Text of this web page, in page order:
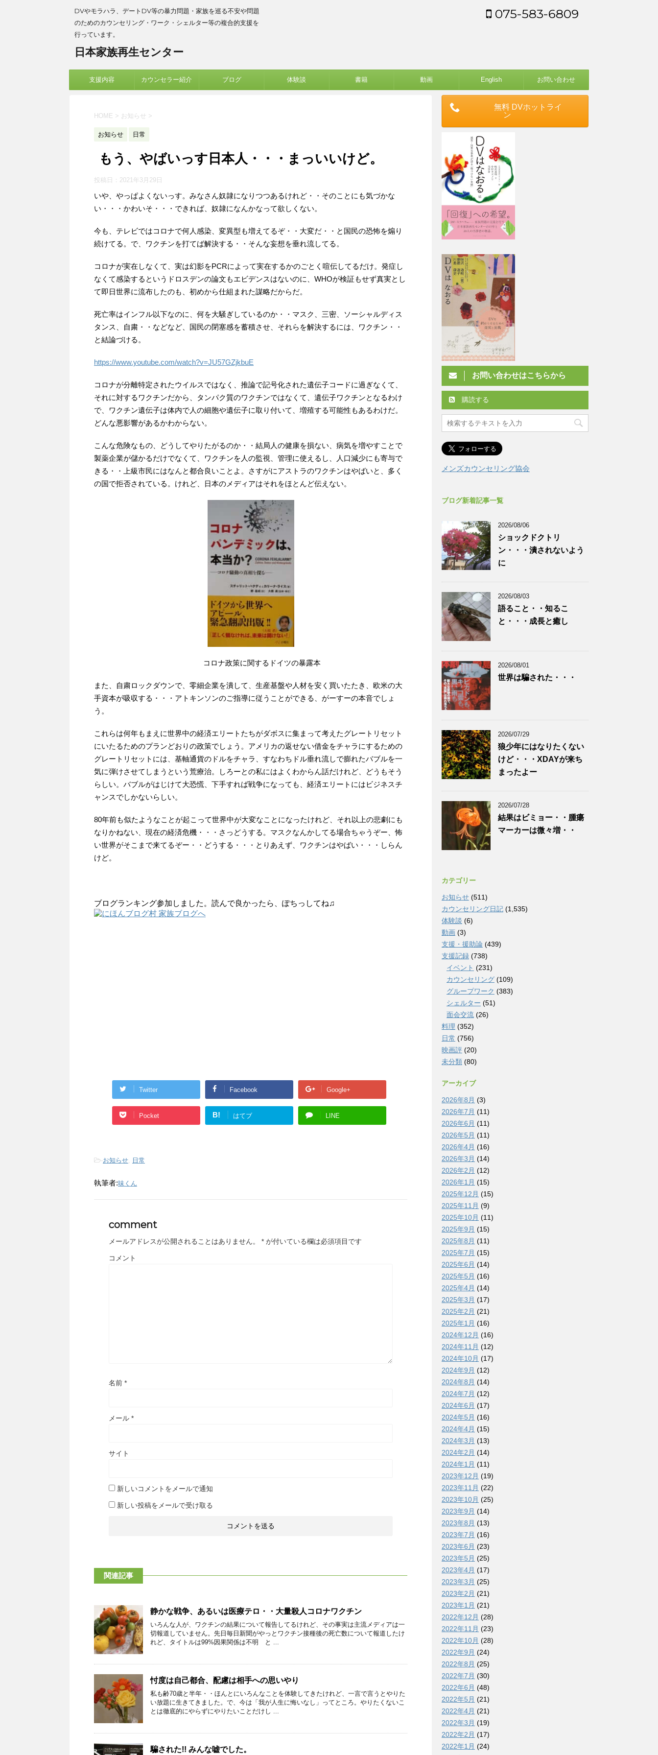
DVやモラハラ、デートDV等の暴力問題・家族を巡る不安や問題
のためのカウンセリング・ワーク・シェルター等の複合的支援を
行っています。
日本家族再生センター
075-583-6809
支援内容 カウンセラー紹介 ブログ 体験談 書籍 動画 English お問い合わせ
HOME > お知らせ >
お知らせ 日常
もう、やばいっす日本人・・・まっいいけど。
投稿日： 2021年3月29日
いや、やっぱよくないっす。みなさん奴隷になりつつあるけれど・・そのことにも気づかな
い・・・かわいそ・・・できれば、奴隷になんかなって欲しくない。
今も、テレビではコロナで何人感染、変異型も増えてるぞ・・大変だ・・と国民の恐怖を煽り
続けてる。で、ワクチンを打てば解決する・・そんな妄想を垂れ流してる。
コロナが実在しなくて、実は幻影をPCRによって実在するかのごとく喧伝してるだけ。発症し
なくて感染するというドロスデンの論文もエビデンスはないのに、WHOが検証もせず真実とし
て即日世界に流布したのも、初めから仕組まれた謀略だからだ。
死亡率はインフル以下なのに、何を大騒ぎしているのか・・マスク、三密、ソーシャルディス
タンス、自粛・・などなど、国民の閉塞感を蓄積させ、それらを解決するには、ワクチン・・
と結論づける。
https://www.youtube.com/watch?v=JU57GZjkbuE
コロナが分離特定されたウイルスではなく、推論で記号化された遺伝子コードに過ぎなくて、
それに対するワクチンだから、タンパク質のワクチンではなくて、遺伝子ワクチンとなるわけ
で、ワクチン遺伝子は体内で人の細胞や遺伝子に取り付いて、増殖する可能性もあるわけだ。
どんな悪影響があるかわからない。
こんな危険なもの、どうしてやりたがるのか・・結局人の健康を損ない、病気を増やすことで
製薬企業が儲かるだけでなくて、ワクチンを人の監視、管理に使えるし、人口減少にも寄与で
きる・・上級市民にはなんと都合良いことよ。さすがにアストラのワクチンはやばいと、多く
の国で拒否されている。けれど、日本のメディアはそれをほとんど伝えない。
コロナ政策に関するドイツの暴露本
また、自粛ロックダウンで、零細企業を潰して、生産基盤や人材を安く買いたたき、欧米の大
手資本が吸収する・・・アトキンソンのご指導に従うことができる、がーすーの本音でしょ
う。
これらは何年もまえに世界中の経済エリートたちがダボスに集まって考えたグレートリセット
にいたるためのプランどおりの政策でしょう。アメリカの返せない借金をチャラにするための
グレートリセットには、基軸通貨のドルをチャラ、すなわちドル垂れ流しで膨れたバブルを一
気に弾けさせてしまうという荒療治。しろーとの私にはよくわからん話だけれど、どうもそう
らしい。バブルがはじけて大恐慌、下手すれば戦争になっても、経済エリートにはビジネスチ
ャンスでしかないらしい。
80年前も似たようなことが起こって世界中が大変なことになったけれど、それ以上の悲劇にも
なりかねない、現在の経済危機・・・さっどうする。マスクなんかしてる場合ちゃうぞー、怖
い世界がそこまで来てるぞー・・どうする・・・とりあえず、ワクチンはやばい・・・しらん
けど。
ブログランキング参加しました。読んで良かったら、ぽちっしてね♫
Twitter Facebook Google+
Pocket B! はてブ LINE
-お知らせ, 日常
執筆者:味くん
comment
メールアドレスが公開されることはありません。 * が付いている欄は必須項目です
コメント
名前 *
メール *
サイト
新しいコメントをメールで通知
新しい投稿をメールで受け取る
関連記事
静かな戦争、あるいは医療テロ・・大量殺人コロナワクチン
いろんな人が、ワクチンの結果について報告してるけれど、その事実は主流メディアは一
切報道していません。先日毎日新聞がやっとワクチン接種後の死亡数について報道したけ
れど、タイトルは99%因果関係は不明 と ...
忖度は自己都合、配慮は相手への思いやり
私も齢70歳と半年・・ほんとにいろんなことを体験してきたけれど、一言で言うとやりた
い放題に生きてきました。で、今は「我が人生に悔いなし」ってところ。やりたくないこ
とは徹底的にやらずにやりたいことだけし ...
騙された!! みんな嘘でした。
無料 DVホットライ
ン
お問い合わせはこちらから
購読する
メンズカウンセリング協会
ブログ新着記事一覧
2026/08/06
ショックドクトリ
ン・・・潰されないよう
に
2026/08/03
語ること・・知るこ
と・・・成長と癒し
2026/08/01
世界は騙された・・・
2026/07/29
狼少年にはなりたくない
けど・・・XDAYが来ち
まったよー
2026/07/28
結果はビミョー・・腫瘍
マーカーは微々増・・
カテゴリー
お知らせ (511)
カウンセリング日記 (1,535)
体験談 (6)
動画 (3)
支援・援助論 (439)
支援記録 (738)
イベント (231)
カウンセリング (109)
グループワーク (383)
シェルター (51)
面会交流 (26)
料理 (352)
日常 (756)
映画評 (20)
未分類 (80)
アーカイブ
2026年8月 (3)
2026年7月 (11)
2026年6月 (11)
2026年5月 (11)
2026年4月 (16)
2026年3月 (14)
2026年2月 (12)
2026年1月 (15)
2025年12月 (15)
2025年11月 (9)
2025年10月 (11)
2025年9月 (15)
2025年8月 (11)
2025年7月 (15)
2025年6月 (14)
2025年5月 (16)
2025年4月 (14)
2025年3月 (17)
2025年2月 (21)
2025年1月 (16)
2024年12月 (16)
2024年11月 (12)
2024年10月 (17)
2024年9月 (12)
2024年8月 (14)
2024年7月 (12)
2024年6月 (17)
2024年5月 (16)
2024年4月 (15)
2024年3月 (13)
2024年2月 (14)
2024年1月 (11)
2023年12月 (19)
2023年11月 (22)
2023年10月 (25)
2023年9月 (14)
2023年8月 (13)
2023年7月 (16)
2023年6月 (23)
2023年5月 (25)
2023年4月 (17)
2023年3月 (25)
2023年2月 (21)
2023年1月 (21)
2022年12月 (28)
2022年11月 (23)
2022年10月 (28)
2022年9月 (24)
2022年8月 (25)
2022年7月 (30)
2022年6月 (48)
2022年5月 (21)
2022年4月 (21)
2022年3月 (19)
2022年2月 (17)
2022年1月 (24)